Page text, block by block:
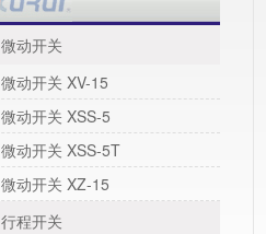
微动开关
微动开关 XV-15
微动开关 XSS-5
微动开关 XSS-5T
微动开关 XZ-15
行程开关